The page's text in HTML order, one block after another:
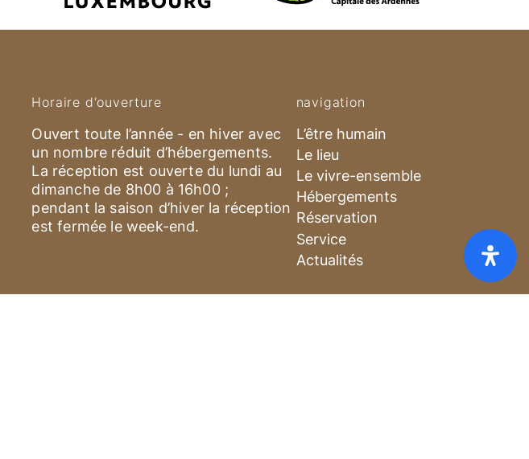
Horaire d‘ouverture
Ouvert toute l’année - en hiver avec
un nombre réduit d’hébergements.
La réception est ouverte du lundi au
dimanche de 8h00 à 16h00 ;
pendant la saison d’hiver la réception
est fermée le week-end.
navigation
L’être humain
Le lieu
Le vivre-ensemble
Hébergements
Réservation
Service
Actualités